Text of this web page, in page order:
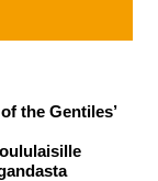
the Gentiles’